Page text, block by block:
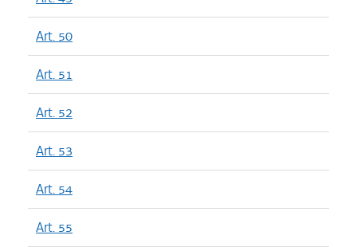
Art. 50
Art. 51
Art. 52
Art. 53
Art. 54
Art. 55